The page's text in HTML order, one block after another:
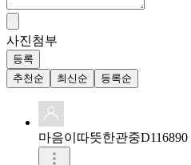
사진첨부
등록
추천순
최신순 등록순
마음이따뜻한관중D116890